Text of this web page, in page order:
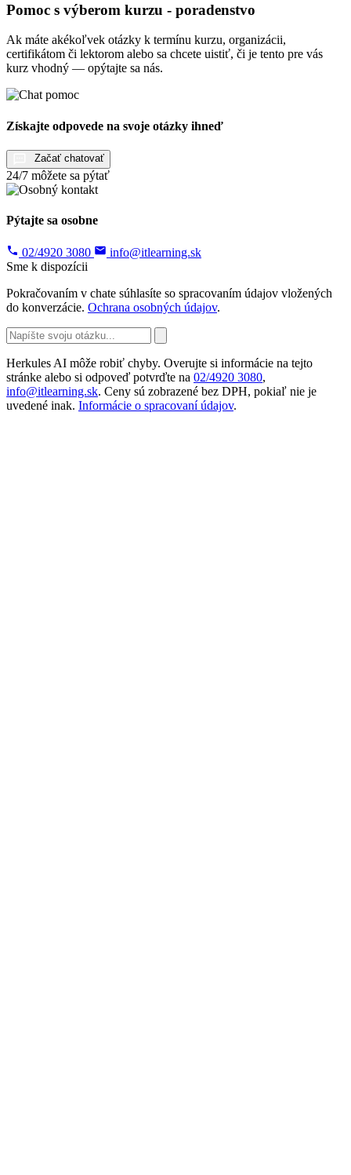
Pomoc s výberom kurzu - poradenstvo
Ak máte akékoľvek otázky k termínu kurzu, organizácii,
certifikátom či lektorom alebo sa chcete uistiť, či je tento pre vás
kurz vhodný — opýtajte sa nás.
Získajte odpovede na svoje otázky ihneď
Začať chatovať
24/7 môžete sa pýtať
Pýtajte sa osobne
02/4920 3080
info@itlearning.sk
Sme k dispozícii
Pokračovaním v chate súhlasíte so spracovaním údajov vložených
do konverzácie. Ochrana osobných údajov.
Herkules AI môže robiť chyby. Overujte si informácie na tejto
stránke alebo si odpoveď potvrďte na 02/4920 3080,
info@itlearning.sk. Ceny sú zobrazené bez DPH, pokiaľ nie je
uvedené inak. Informácie o spracovaní údajov.